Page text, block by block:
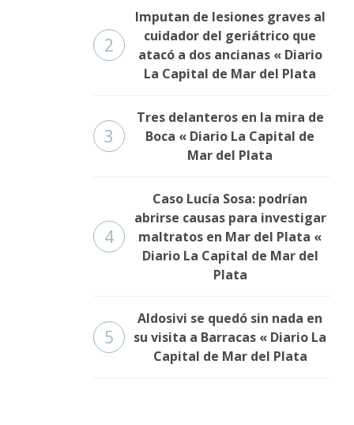
2
Imputan de lesiones graves al
cuidador del geriátrico que
atacó a dos ancianas « Diario
La Capital de Mar del Plata
3
Tres delanteros en la mira de
Boca « Diario La Capital de
Mar del Plata
4
Caso Lucía Sosa: podrían
abrirse causas para investigar
maltratos en Mar del Plata «
Diario La Capital de Mar del
Plata
5
Aldosivi se quedó sin nada en
su visita a Barracas « Diario La
Capital de Mar del Plata